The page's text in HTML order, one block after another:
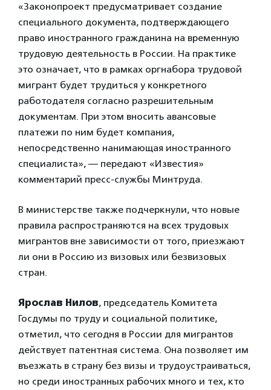
«Законопроект предусматривает создание
специального документа, подтверждающего
право иностранного гражданина на временную
трудовую деятельность в России. На практике
это означает, что в рамках оргнабора трудовой
мигрант будет трудиться у конкретного
работодателя согласно разрешительным
документам. При этом вносить авансовые
платежи по ним будет компания,
непосредственно нанимающая иностранного
специалиста», — передают «Известия»
комментарий пресс-службы Минтруда.
В министерстве также подчеркнули, что новые
правила распространяются на всех трудовых
мигрантов вне зависимости от того, приезжают
ли они в Россию из визовых или безвизовых
стран.
Ярослав Нилов, председатель Комитета
Госдумы по труду и социальной политике,
отметил, что сегодня в России для мигрантов
действует патентная система. Она позволяет им
въезжать в страну без визы и трудоустраиваться,
но среди иностранных рабочих много и тех, кто